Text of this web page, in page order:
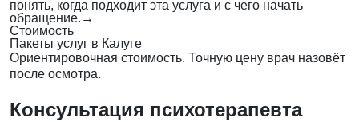
понять, когда подходит эта услуга и с чего начать
обращение. →
Стоимость
Пакеты услуг в Калуге
Ориентировочная стоимость. Точную цену врач назовёт
после осмотра.
Консультация психотерапевта